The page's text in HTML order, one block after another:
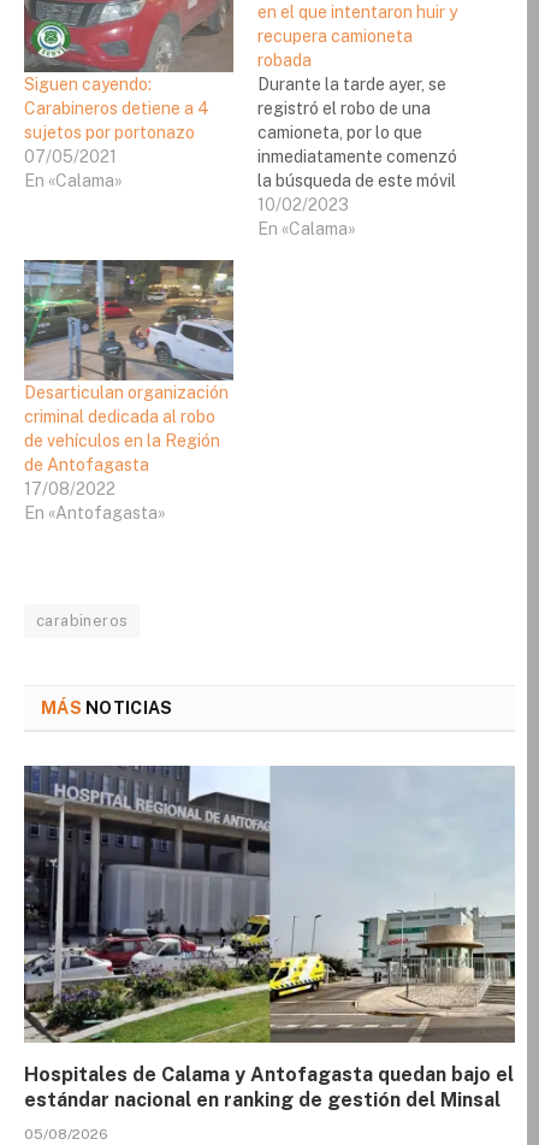
Siguen cayendo:
Carabineros detiene a 4
sujetos por portonazo
07/05/2021
En «Calama»
en el que intentaron huir y
recupera camioneta
robada
Durante la tarde ayer, se
registró el robo de una
camioneta, por lo que
inmediatamente comenzó
la búsqueda de este móvil
por parte de la Sección de
Encargo y Búsqueda de
10/02/2023
En «Calama»
Desarticulan organización
criminal dedicada al robo
de vehículos en la Región
de Antofagasta
17/08/2022
En «Antofagasta»
carabineros
MÁS NOTICIAS
Hospitales de Calama y Antofagasta quedan bajo el
estándar nacional en ranking de gestión del Minsal
05/08/2026